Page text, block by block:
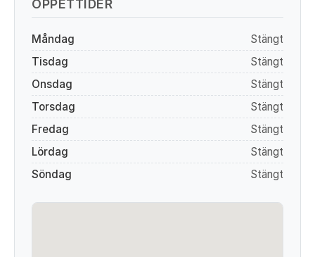
ÖPPETTIDER
Måndag
Stängt
Tisdag
Stängt
Onsdag
Stängt
Torsdag
Stängt
Fredag
Stängt
Lördag
Stängt
Söndag
Stängt